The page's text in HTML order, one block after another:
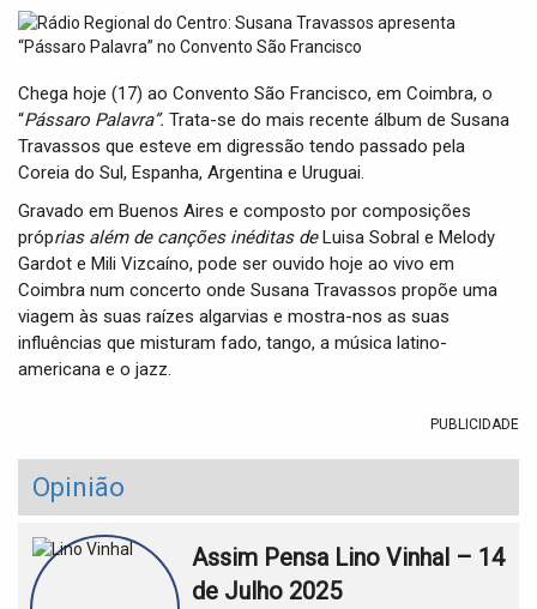
Chega hoje (17) ao Convento São Francisco, em Coimbra, o
“Pássaro Palavra”. Trata-se do mais recente álbum de Susana
Travassos que esteve em digressão tendo passado pela
Coreia do Sul, Espanha, Argentina e Uruguai.
Gravado em Buenos Aires e composto por composições
próprias além de canções inéditas deLuisa Sobral e Melody
Gardot e Mili Vizcaíno, pode ser ouvido hoje ao vivo em
Coimbra num concerto onde Susana Travassos propõe uma
viagem às suas raízes algarvias e mostra-nos as suas
influências que misturam fado, tango, a música latino-
americana e o jazz.
PUBLICIDADE
Opinião
Assim Pensa Lino Vinhal – 14
de Julho 2025